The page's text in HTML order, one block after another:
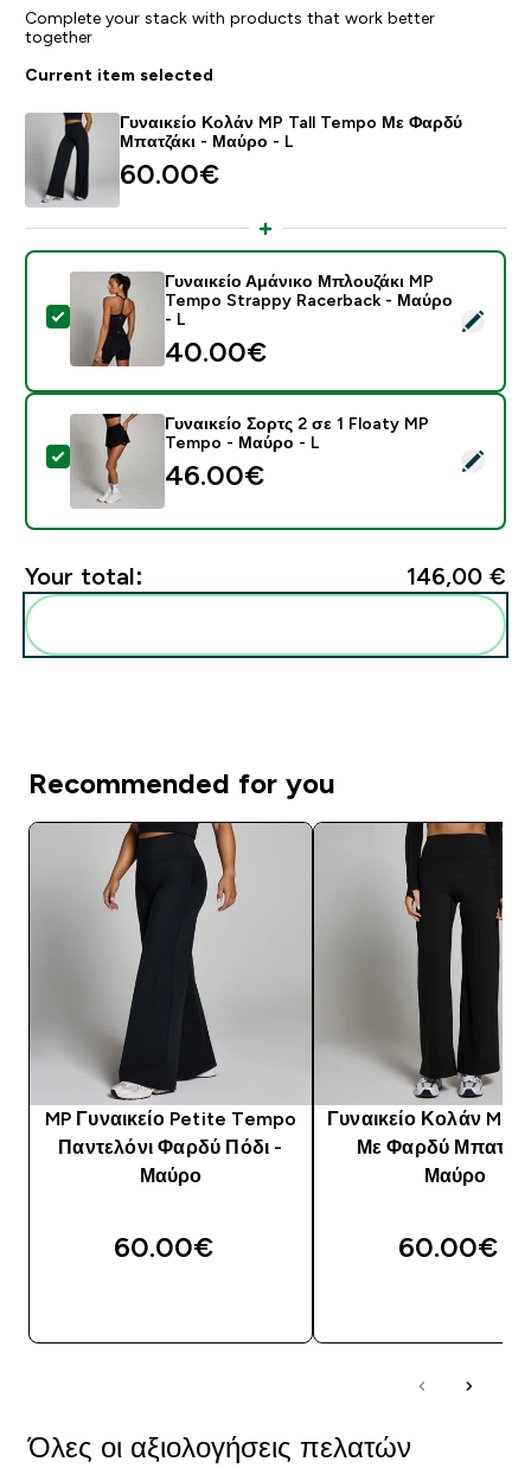
Complete your stack with products that work better
together
Current item selected
Γυναικείο Κολάν MP Tall Tempo Με Φαρδύ
Μπατζάκι - Μαύρο - L
60.00€‎
Select this product - Γυναικείο Αμάνικο Μπλουζάκι
Γυναικείο Αμάνικο Μπλουζάκι MP
Tempo Strappy Racerback - Μαύρο
- L
40.00€‎
Select this product - Γυναικείο Σορτς 2 σε 1 Floaty
Γυναικείο Σορτς 2 σε 1 Floaty MP
Tempo - Μαύρο - L
46.00€‎
Your total: 146,00 €‎
Recommended for you
MP Γυναικείο Petite Tempo
Παντελόνι Φαρδύ Πόδι -
Μαύρο
60.00€‎
Γυναικείο Κολάν MP
Με Φαρδύ
Μαύρο
60.00€‎
Όλες οι αξιολογήσεις πελατών